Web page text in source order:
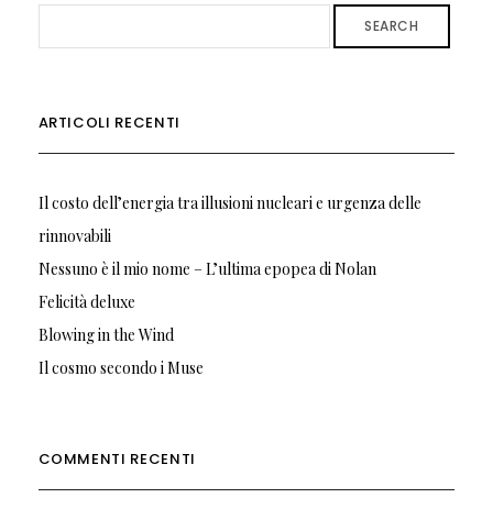
SEARCH
ARTICOLI RECENTI
Il costo dell’energia tra illusioni nucleari e urgenza delle
rinnovabili
Nessuno è il mio nome – L’ultima epopea di Nolan
Felicità deluxe
Blowing in the Wind
Il cosmo secondo i Muse
COMMENTI RECENTI